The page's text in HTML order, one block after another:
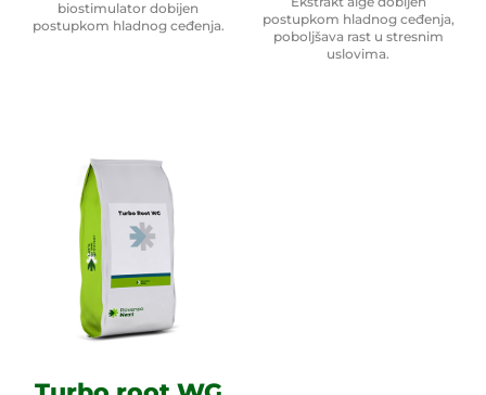
biostimulator dobijen
postupkom hladnog ceđenja.
postupkom hladnog ceđenja,
poboljšava rast u stresnim
uslovima.